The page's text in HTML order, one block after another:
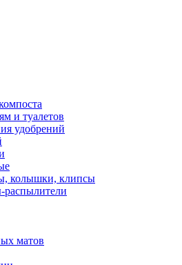
и туалетов
удобрений
колышки, клипсы
матов